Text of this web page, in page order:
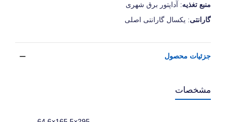
منبع تغذیه: آداپتور برق شهری
گارانتی: یکسال گارانتی اصلی
جزئیات محصول
مشخصات